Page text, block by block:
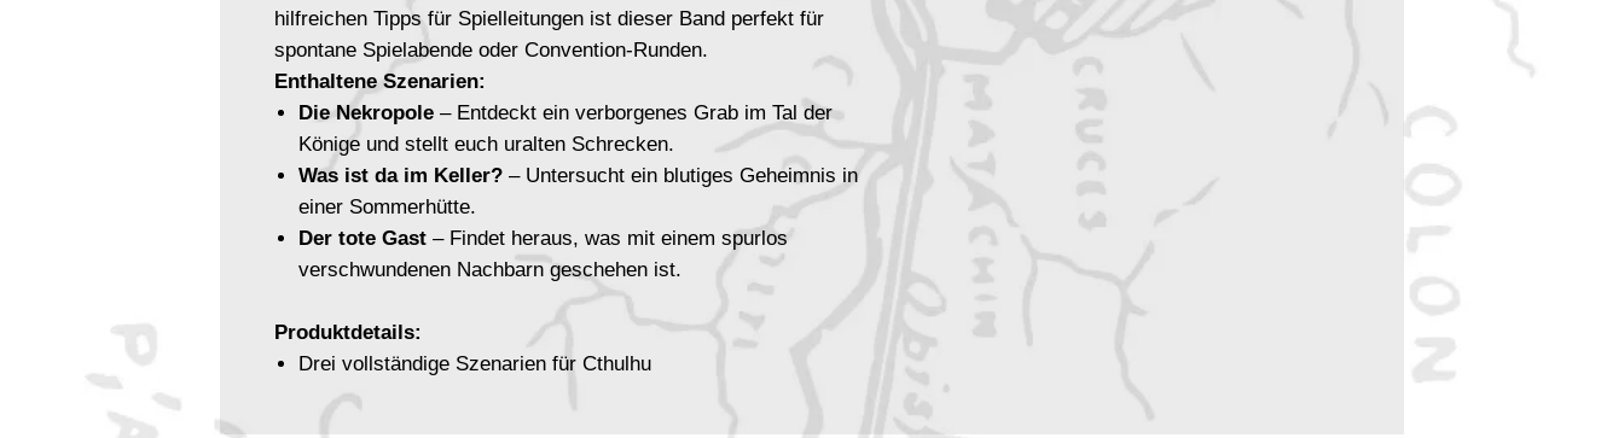
hilfreichen Tipps für Spielleitungen ist dieser Band perfekt für
spontane Spielabende oder Convention-Runden.
Enthaltene Szenarien:
Die Nekropole – Entdeckt ein verborgenes Grab im Tal der
Könige und stellt euch uralten Schrecken.
Was ist da im Keller? – Untersucht ein blutiges Geheimnis in
einer Sommerhütte.
Der tote Gast – Findet heraus, was mit einem spurlos
verschwundenen Nachbarn geschehen ist.
Produktdetails:
Drei vollständige Szenarien für Cthulhu
Spielbar in ca. 1 Stunde, erweiterbar zu längeren Abenteuern